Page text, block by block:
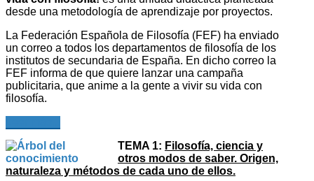
desde una metodología de aprendizaje por proyectos.
La Federación Española de Filosofía (FEF) ha enviado
un correo a todos los departamentos de filosofía de los
institutos de secundaria de España. En dicho correo la
FEF informa de que quiere lanzar una campaña
publicitaria, que anime a la gente a vivir su vida con
filosofía.
TEMA 1: Filosofía, ciencia y
otros modos de saber. Origen,
naturaleza y métodos de cada uno de ellos.